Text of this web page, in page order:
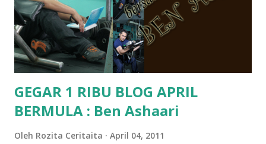
mungkin sebab abg long sendiri jenis budak yang ada
masalah dyslexia.. tapi minor la.. nanti la aku cerita pasal
dyslexia tu.. lepas tu kami buat keputusan pu...
GEGAR 1 RIBU BLOG APRIL
BERMULA : Ben Ashaari
Oleh Rozita Ceritaita April 04, 2011